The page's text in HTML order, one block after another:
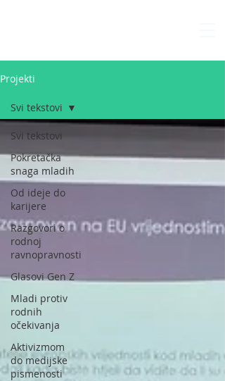
Projekti
Svi tekstovi
Pokretačka
snaga mladih
Od ideje do
karijere
Razgovori o
rodnoj
ravnopravnosti
Glasovi Gen Z
Mladi protiv
rodnih
očekivanja
Aktivizmom
do medijske
pismenosti
Svi tekstovi